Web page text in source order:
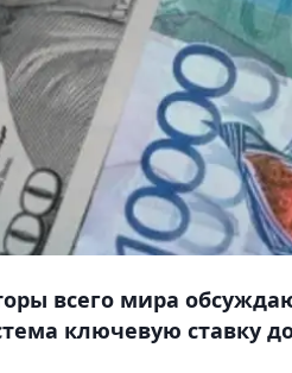
всего мира
ключевую ставку